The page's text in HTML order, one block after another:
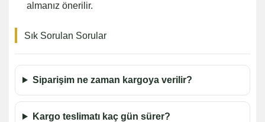
almanız önerilir.
Sık Sorulan Sorular
Siparişim ne zaman kargoya verilir?
Kargo teslimatı kaç gün sürer?